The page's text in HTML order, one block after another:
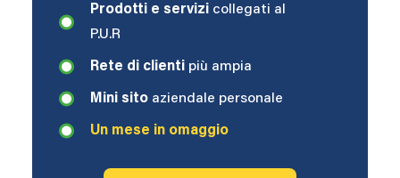
Prodotti e servizicollegati al
P.U.R
Rete di clientipiù ampia
Mini sito aziendale personale
Un mese in omaggio